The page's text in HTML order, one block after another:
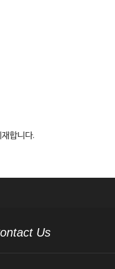
합니다.
Us